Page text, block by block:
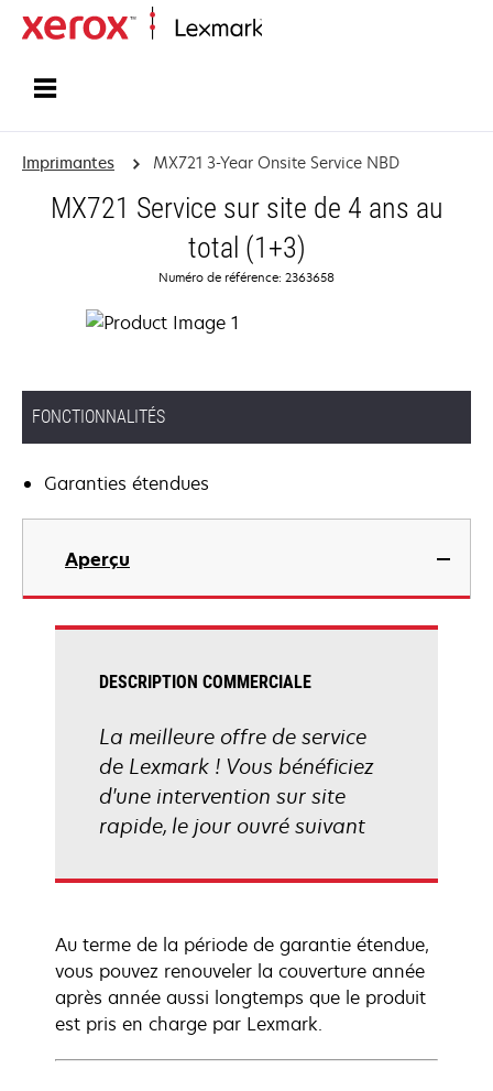
Imprimantes MX721 3-Year Onsite Service NBD
MX721 Service sur site de 4 ans au
total (1+3)
Numéro de référence: 2363658
FONCTIONNALITÉS
Garanties étendues
Aperçu
DESCRIPTION COMMERCIALE
La meilleure offre de service
de Lexmark ! Vous bénéficiez
d'une intervention sur site
rapide, le jour ouvré suivant
Au terme de la période de garantie étendue,
vous pouvez renouveler la couverture année
après année aussi longtemps que le produit
est pris en charge par Lexmark.